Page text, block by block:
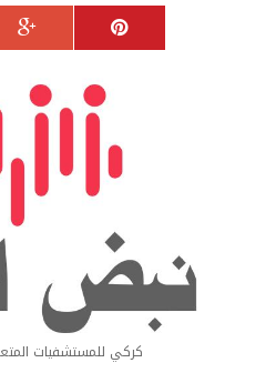
كركي للمستشفيات